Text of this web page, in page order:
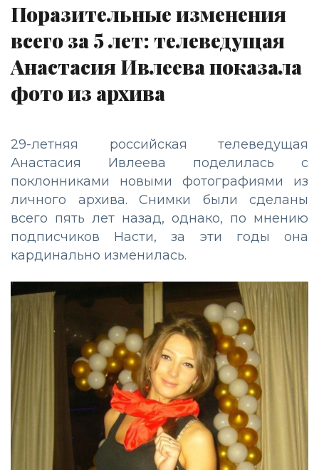
Поразительные изменения
всего за 5 лет: телеведущая
Анастасия Ивлеева показала
фото из архива
29-летняя российская телеведущая
Анастасия Ивлеева поделилась с
поклонниками новыми фотографиями из
личного архива. Снимки были сделаны
всего пять лет назад, однако, по мнению
подписчиков Насти, за эти годы она
кардинально изменилась.